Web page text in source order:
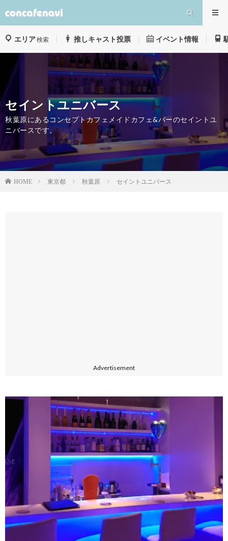
エリア検索 推しキャスト投票 イベント情報
セイントユニバース
秋葉原にあるコンセプトカフェメイドカフェ&バーのセイントユ
ニバースです。
HOME 東京都 秋葉原 セイントユニバース
Advertisement